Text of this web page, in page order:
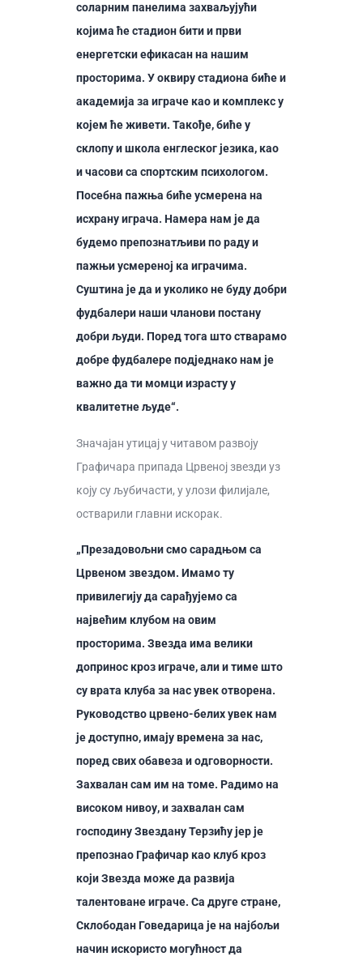
соларним панелима захваљујући
којима ће стадион бити и први
енергетски ефикасан на нашим
просторима. У оквиру стадиона биће и
академија за играче као и комплекс у
којем ће живети. Такође, биће у
склопу и школа енглеског језика, као
и часови са спортским психологом.
Посебна пажња биће усмерена на
исхрану играча. Намера нам је да
будемо препознатљиви по раду и
пажњи усмереној ка играчима.
Суштина је да и уколико не буду добри
фудбалери наши чланови постану
добри људи. Поред тога што стварамо
добре фудбалере подједнако нам је
важно да ти момци израсту у
квалитетне људе“.
Значајан утицај у читавом развоју
Графичара припада Црвеној звезди уз
коју су љубичасти, у улози филијале,
остварили главни искорак.
„Презадовољни смо сарадњом са
Црвеном звездом. Имамо ту
привилегију да сарађујемо са
највећим клубом на овим
просторима. Звезда има велики
допринос кроз играче, али и тиме што
су врата клуба за нас увек отворена.
Руководство црвено-белих увек нам
је доступно, имају времена за нас,
поред свих обавеза и одговорности.
Захвалан сам им на томе. Радимо на
високом нивоу, и захвалан сам
господину Звездану Терзићу јер је
препознао Графичар као клуб кроз
који Звезда може да развија
талентоване играче. Са друге стране,
Склободан Говедарица је на најбољи
начин искористо могућност да